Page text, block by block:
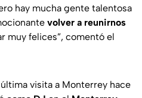
hay mucha gente talentosa
volver a reunirnos
muy felices”, comentó el
visita a Monterrey hace